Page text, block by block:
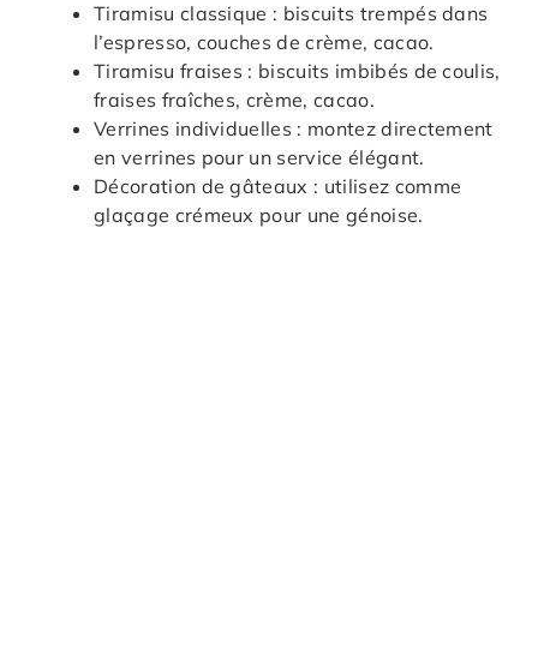
Tiramisu classique : biscuits trempés dans
l’espresso, couches de crème, cacao.
Tiramisu fraises : biscuits imbibés de coulis,
fraises fraîches, crème, cacao.
Verrines individuelles : montez directement
en verrines pour un service élégant.
Décoration de gâteaux : utilisez comme
glaçage crémeux pour une génoise.